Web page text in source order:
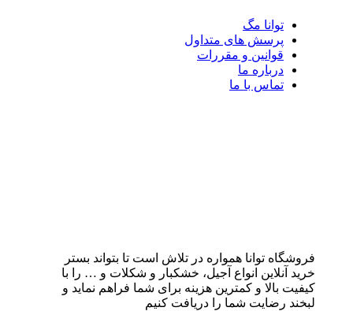
توانا مگ
پرسش های متداول
قوانین و مقررات
درباره ما
تماس با ما
فروشگاه توانا همواره در تلاش است تا بتواند بستر
خرید آنلاین انواع آجیل، خشکبار و شکلات و … را با
کیفیت بالا و کمترین هزینه برای شما فراهم نماید و
لبخند رضایت شما را دریافت کنیم